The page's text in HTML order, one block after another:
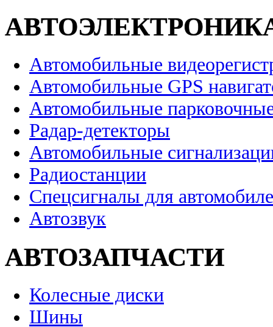
Автомобильные
Автомобильные GPS
Автомобильные
Радар-детекторы
Автомобильные
Радиостанции
Спецсигналы для
Автозвук
АВТОЗАПЧАСТИ
Колесные диски
Шины